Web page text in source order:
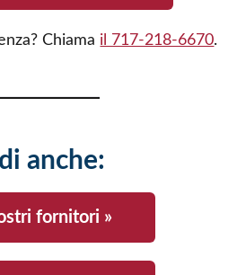
Chiama il 717-218-6670.
anche:
fornitori »